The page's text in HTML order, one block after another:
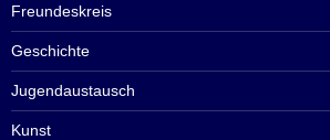
Freundeskreis
Geschichte
Jugendaustausch
Kunst